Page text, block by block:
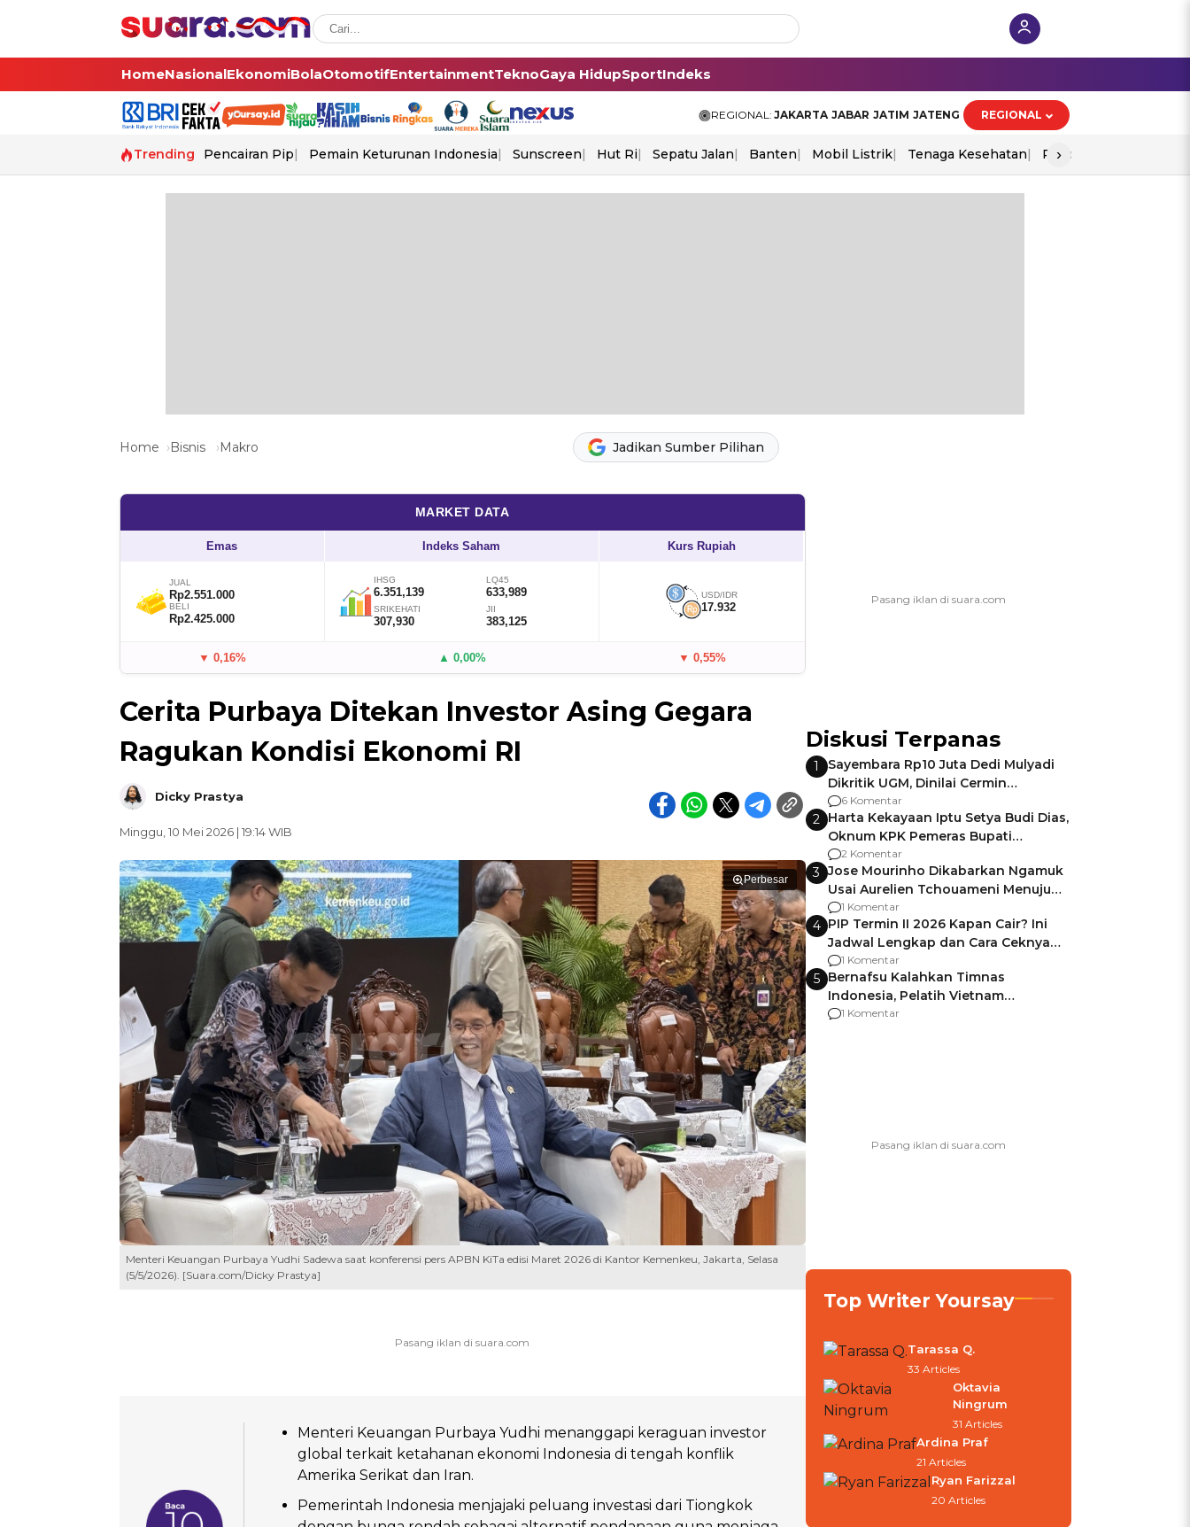
HomeNasionalEkonomiBolaOtomotifEntertainmentTeknoGaya HidupSportIndeks
REGIONAL: JAKARTA JABAR JATIM JATENG REGIONAL
Trending Pencairan Pip Pemain Keturunan Indonesia Sunscreen Hut Ri Sepatu Jalan Banten Mobil Listrik Tenaga Kesehatan Piala Aff 2026
›
Home Bisnis Makro Jadikan Sumber Pilihan
MARKET DATA
Emas Indeks Saham Kurs Rupiah
JUAL
Rp2.551.000
BELI
Rp2.425.000
IHSG
6.351,139
LQ45
633,989
SRIKEHATI
307,930
JII
383,125
USD/IDR
17.932
▼ 0,16% ▲ 0,00% ▼ 0,55%
Cerita Purbaya Ditekan Investor Asing Gegara
Ragukan Kondisi Ekonomi RI
Dicky Prastya
Minggu, 10 Mei 2026 | 19:14 WIB
Perbesar
Menteri Keuangan Purbaya Yudhi Sadewa saat konferensi pers APBN KiTa edisi Maret 2026 di Kantor Kemenkeu, Jakarta, Selasa
(5/5/2026). [Suara.com/Dicky Prastya]
Menteri Keuangan Purbaya Yudhi menanggapi keraguan investor
global terkait ketahanan ekonomi Indonesia di tengah konflik
Amerika Serikat dan Iran.
Pemerintah Indonesia menjajaki peluang investasi dari Tiongkok
Diskusi Terpanas
1
Sayembara Rp10 Juta Dedi Mulyadi
Dikritik UGM, Dinilai Cermin
Gagalnya Negara Jamin Keamanan
6 Komentar
2 Harta Kekayaan Iptu Setya Budi Dias,
Oknum KPK Pemeras Bupati
Pemalang
2 Komentar
3 Jose Mourinho Dikabarkan Ngamuk
Usai Aurelien Tchouameni Menuju
Manchester United
1 Komentar
4 PIP Termin II 2026 Kapan Cair? Ini
Jadwal Lengkap dan Cara Ceknya
agar Dana Tidak Hangus!
1 Komentar
5 Bernafsu Kalahkan Timnas
Indonesia, Pelatih Vietnam
Berencana Pakai Jimat di Pakansari
1 Komentar
Top Writer Yoursay
Tarassa Q.
33 Articles
Oktavia
Ningrum
31 Articles
Ardina Praf
21 Articles
Ryan Farizzal
20 Articles